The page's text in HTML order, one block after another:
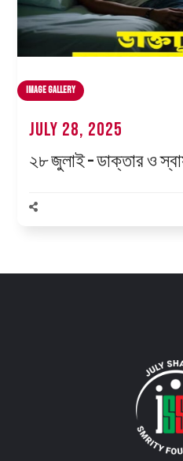
Image Gallery
July 28, 2025
২৮ জুলাই – ডাক্তার ও